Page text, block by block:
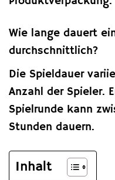
Wie lange dauert
durchschnittlich?
Die Spieldauer
Anzahl der Spieler.
Spielrunde kann
Stunden dauern.
Inhalt